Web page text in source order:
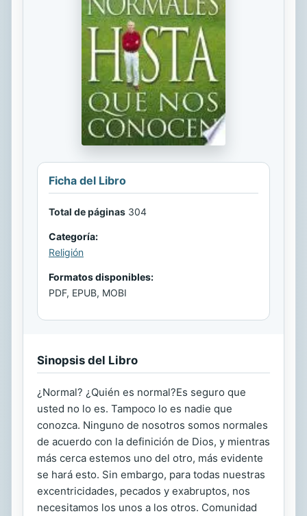
Ficha del Libro
Total de páginas 304
Categoría:
Religión
Formatos disponibles:
PDF, EPUB, MOBI
Sinopsis del Libro
¿Normal? ¿Quién es normal?Es seguro que
usted no lo es. Tampoco lo es nadie que
conozca. Ninguno de nosotros somos normales
de acuerdo con la definición de Dios, y mientras
más cerca estemos uno del otro, más evidente
se hará esto. Sin embargo, para todas nuestras
excentricidades, pecados y exabruptos, nos
necesitamos los unos a los otros. Comunidad